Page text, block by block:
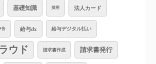
基礎知識 採用 法人カード
告 給与dx 給与デジタル払い
ウド 請求書作成 請求書発行